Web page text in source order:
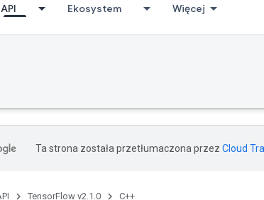
API Ekosystem Więcej
Ta strona została przetłumaczona przez Cloud
TensorFlow v2.1.0 C++